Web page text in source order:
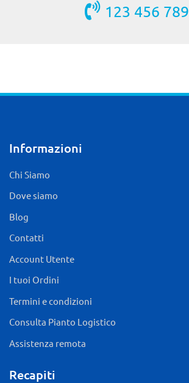
123 456 789
Informazioni
Chi Siamo
Dove siamo
Blog
Contatti
Account Utente
I tuoi Ordini
Termini e condizioni
Consulta Pianto Logistico
Assistenza remota
Recapiti